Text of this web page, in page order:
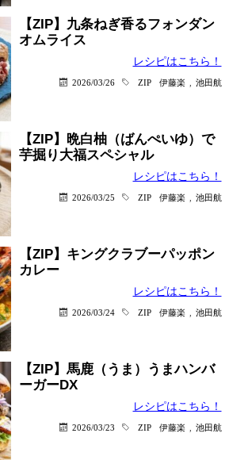
【ZIP】九条ねぎ香るフォンダン
オムライス
レシピはこちら！
2026/03/26 ZIP 伊藤楽 池田航
【ZIP】晩白柚（ばんぺいゆ）で
芋掘り大福スペシャル
レシピはこちら！
2026/03/25 ZIP 伊藤楽 池田航
【ZIP】キングクラブーパッポン
カレー
レシピはこちら！
2026/03/24 ZIP 伊藤楽 池田航
【ZIP】馬鹿（うま）うまハンバ
ーガーDX
レシピはこちら！
2026/03/23 ZIP 伊藤楽 池田航